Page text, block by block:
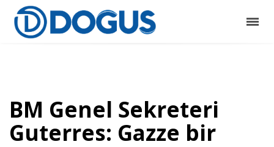
BM Genel Sekreteri
Guterres: Gazze bir